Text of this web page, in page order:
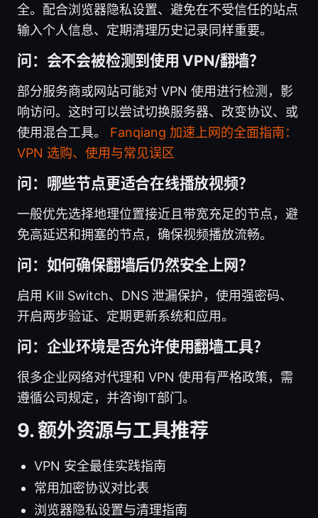
全。配合浏览器隐私设置、避免在不受信任的站点
输入个人信息、定期清理历史记录同样重要。
问：会不会被检测到使用 VPN/翻墙？
部分服务商或网站可能对 VPN 使用进行检测，影
响访问。这时可以尝试切换服务器、改变协议、或
使用混合工具。 Fanqiang 加速上网的全面指南：
VPN 选购、使用与常见误区
问：哪些节点更适合在线播放视频？
一般优先选择地理位置接近且带宽充足的节点，避
免高延迟和拥塞的节点，确保视频播放流畅。
问：如何确保翻墙后仍然安全上网？
启用 Kill Switch、DNS 泄漏保护，使用强密码、
开启两步验证、定期更新系统和应用。
问：企业环境是否允许使用翻墙工具？
很多企业网络对代理和 VPN 使用有严格政策，需
遵循公司规定，并咨询IT部门。
9. 额外资源与工具推荐
VPN 安全最佳实践指南
常用加密协议对比表
浏览器隐私设置与清理指南